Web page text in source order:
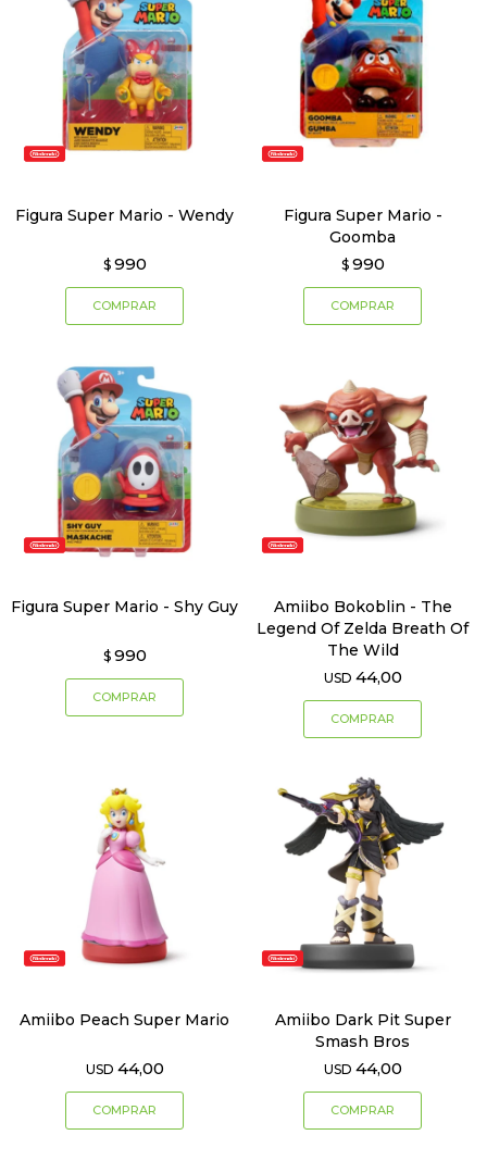
Figura Super Mario - Wendy
$ 990
Figura Super Mario -
Goomba
$ 990
Figura Super Mario - Shy Guy
$ 990
Amiibo Bokoblin - The
Legend Of Zelda Breath Of
The Wild
USD 44,00
Amiibo Peach Super Mario
USD 44,00
Amiibo Dark Pit Super
Smash Bros
USD 44,00